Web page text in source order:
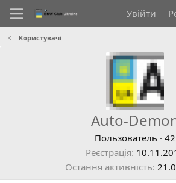
Увійти
Користувачі
Auto-
Пользователь · 42
Реєстрація
Остання активність